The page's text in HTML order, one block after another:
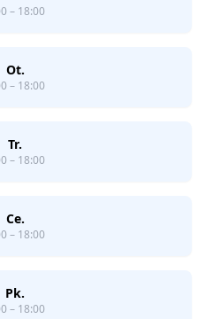
– 18:00
Ot.
– 18:00
Tr.
– 18:00
Ce.
– 18:00
Pk.
– 18:00